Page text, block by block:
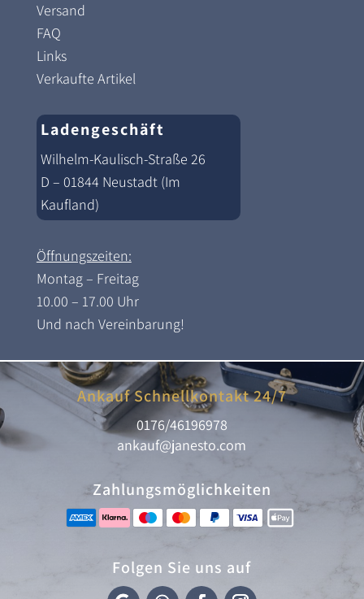
Versand
FAQ
Links
Verkaufte Artikel
Ladengeschäft
Wilhelm-Kaulisch-Straße 26
D – 01844 Neustadt (Im
Kaufland)
Öffnungszeiten:
Montag – Freitag
10.00 – 17.00 Uhr
Und nach Vereinbarung!
Ankauf Schnellkontakt 24/7
0176/46196978
ankauf@janesto.com
Zahlungsmöglichkeiten
Folgen Sie uns auf